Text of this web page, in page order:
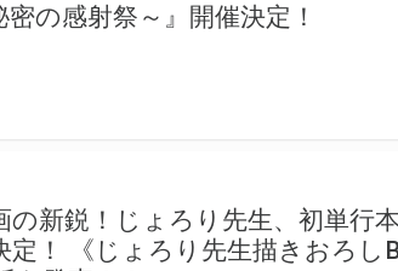
密の感射祭～』開催決定！
の新鋭！じょろり先生、初単行
定！ 《じょろり先生描きおろし